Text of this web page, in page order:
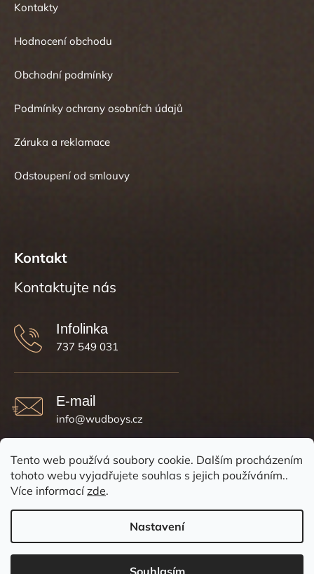
Tento web používá soubory cookie. Dalším procházením
tohoto webu vyjadřujete souhlas s jejich používáním..
Více informacízde.
Nastavení
Souhlasím
Kontakty
Hodnocení obchodu
Obchodní podmínky
Podmínky ochrany osobních údajů
Záruka a reklamace
Odstoupení od smlouvy
Kontakt
info@wudboys.cz
737 549 031